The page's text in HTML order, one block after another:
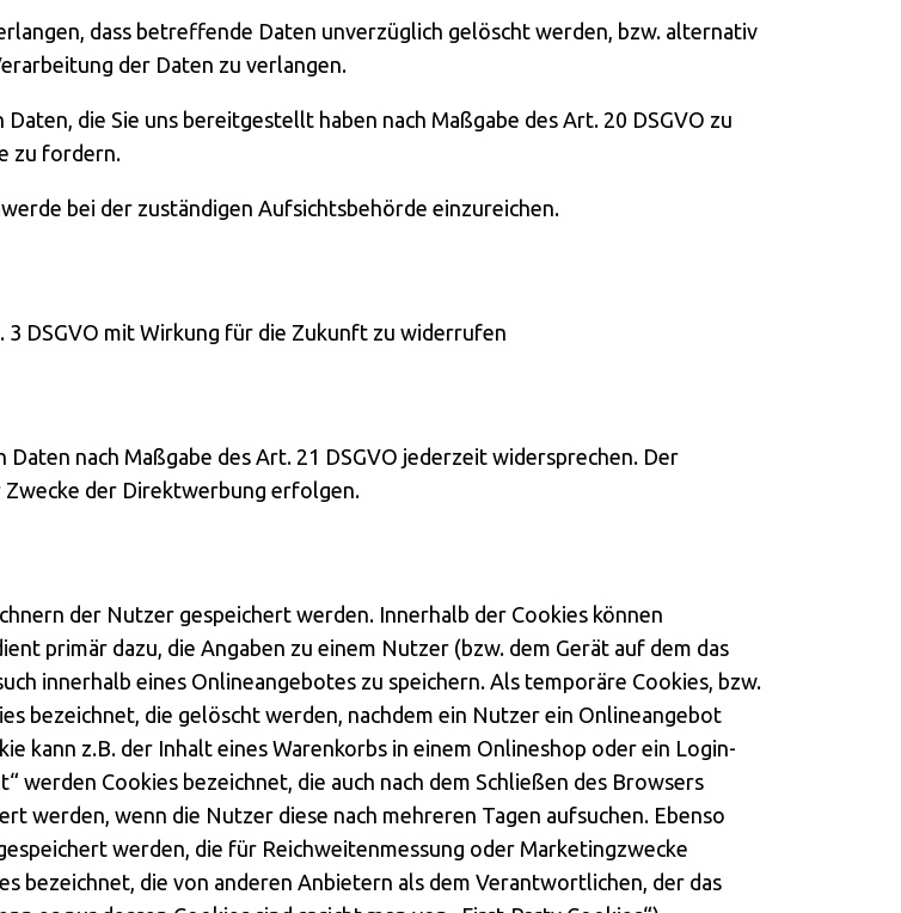
dass betreffende Daten unverzüglich gelöscht werden, bzw. alternativ
der Daten zu verlangen.
die Sie uns bereitgestellt haben nach Maßgabe des Art. 20 DSGVO zu
zu fordern.
bei der zuständigen Aufsichtsbehörde einzureichen.
3 DSGVO mit Wirkung für die Zukunft zu widerrufen
nach Maßgabe des Art. 21 DSGVO jederzeit widersprechen. Der
der Direktwerbung erfolgen.
der Nutzer gespeichert werden. Innerhalb der Cookies können
primär dazu, die Angaben zu einem Nutzer (bzw. dem Gerät auf dem das
innerhalb eines Onlineangebotes zu speichern. Als temporäre Cookies, bzw.
bezeichnet, die gelöscht werden, nachdem ein Nutzer ein Onlineangebot
kann z.B. der Inhalt eines Warenkorbs in einem Onlineshop oder ein Login-
werden Cookies bezeichnet, die auch nach dem Schließen des Browsers
werden, wenn die Nutzer diese nach mehreren Tagen aufsuchen. Ebenso
werden, die für Reichweitenmessung oder Marketingzwecke
bezeichnet, die von anderen Anbietern als dem Verantwortlichen, der das